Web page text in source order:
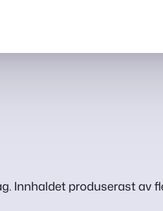
Innhaldet produserast